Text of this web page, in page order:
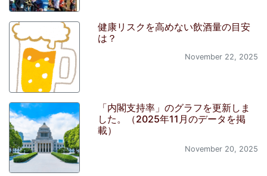
健康リスクを高めない飲酒量の目安
は？
November 22, 2025
「内閣支持率」のグラフを更新しま
した。（2025年11月のデータを掲
載）
November 20, 2025